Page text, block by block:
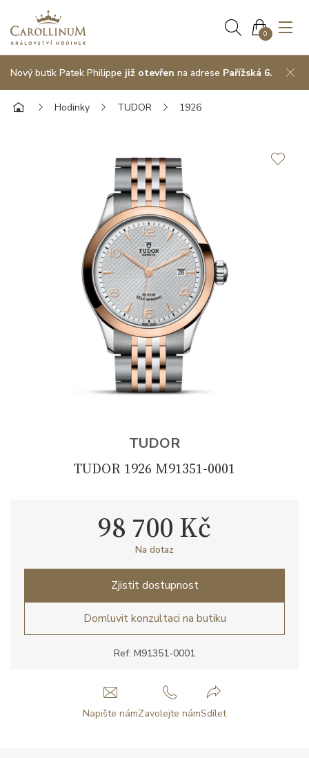
0
Nový butik Patek Philippe již otevřen na adrese Pařížská 6.
Hodinky TUDOR 1926
TUDOR
TUDOR 1926 M91351-0001
Ref: M91351-0001
98 700 Kč
Na dotaz
Zjistit dostupnost
Domluvit konzultaci na butiku
Napište námZavolejte námSdílet